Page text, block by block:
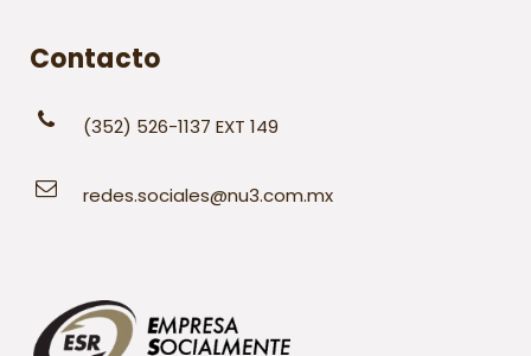
Contacto
(352) 526-1137 EXT 149
redes.sociales@nu3.com.mx